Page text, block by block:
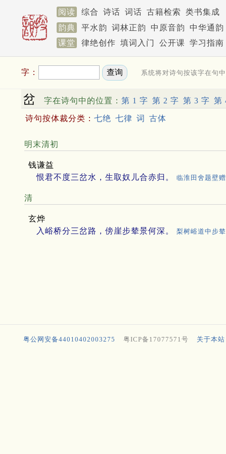
阅读 综合 诗话 词话 古籍检索 类书集成
韵典
平水韵 词林正韵 中原音韵 中华通韵
课堂
律绝创作 填词入门 公开课 学习指南
字： 系统将对诗句按该字在句
岔 字在诗句中的位置： 第 1 字 第 2 字 第 3 字 第
诗句按体裁分类： 七绝 七律 词 古体
明末清初
钱谦益
恨君不度三岔水，生取奴儿合赤归。
临淮田舍题壁
清
玄烨
入峪桥分三岔路，傍崖步辇景何深。
梨树峪道中步
粤公网安备44010402003275 粤ICP备17077571号 关于本站